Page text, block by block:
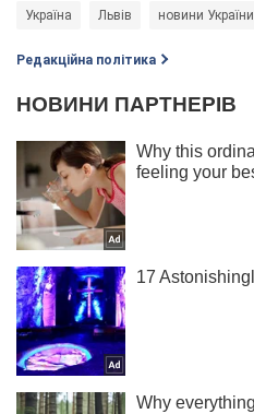
Україна Львів новини України
Редакційна політика